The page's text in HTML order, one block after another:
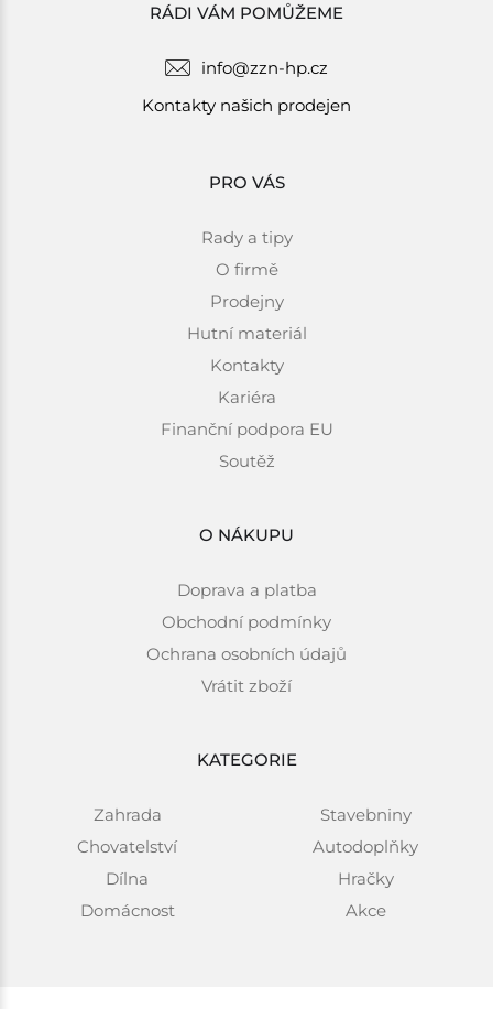
RÁDI VÁM POMŮŽEME
info@zzn-hp.cz
Kontakty našich prodejen
PRO VÁS
Rady a tipy
O firmě
Prodejny
Hutní materiál
Kontakty
Kariéra
Finanční podpora EU
Soutěž
O NÁKUPU
Doprava a platba
Obchodní podmínky
Ochrana osobních údajů
Vrátit zboží
KATEGORIE
Zahrada
Chovatelství
Dílna
Domácnost
Stavebniny
Autodoplňky
Hračky
Akce